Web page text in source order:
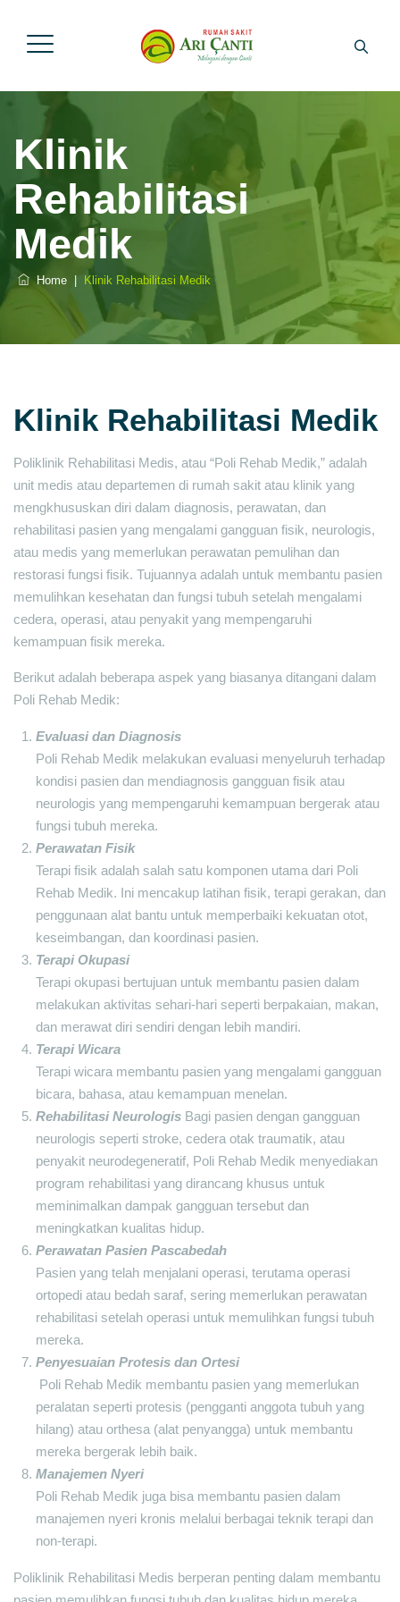
Klinik
Rehabilitasi
Medik
Home Klinik Rehabilitasi Medik
Klinik Rehabilitasi Medik
Poliklinik Rehabilitasi Medis, atau “Poli Rehab Medik,” adalah
unit medis atau departemen di rumah sakit atau klinik yang
mengkhususkan diri dalam diagnosis, perawatan, dan
rehabilitasi pasien yang mengalami gangguan fisik, neurologis,
atau medis yang memerlukan perawatan pemulihan dan
restorasi fungsi fisik. Tujuannya adalah untuk membantu pasien
memulihkan kesehatan dan fungsi tubuh setelah mengalami
cedera, operasi, atau penyakit yang mempengaruhi
kemampuan fisik mereka.
Berikut adalah beberapa aspek yang biasanya ditangani dalam
Poli Rehab Medik:
Evaluasi dan Diagnosis
Poli Rehab Medik melakukan evaluasi menyeluruh terhadap
kondisi pasien dan mendiagnosis gangguan fisik atau
neurologis yang mempengaruhi kemampuan bergerak atau
fungsi tubuh mereka.
Perawatan Fisik
Terapi fisik adalah salah satu komponen utama dari Poli
Rehab Medik. Ini mencakup latihan fisik, terapi gerakan, dan
penggunaan alat bantu untuk memperbaiki kekuatan otot,
keseimbangan, dan koordinasi pasien.
Terapi Okupasi
Terapi okupasi bertujuan untuk membantu pasien dalam
melakukan aktivitas sehari-hari seperti berpakaian, makan,
dan merawat diri sendiri dengan lebih mandiri.
Terapi Wicara
Terapi wicara membantu pasien yang mengalami gangguan
bicara, bahasa, atau kemampuan menelan.
Rehabilitasi Neurologis Bagi pasien dengan gangguan
neurologis seperti stroke, cedera otak traumatik, atau
penyakit neurodegeneratif, Poli Rehab Medik menyediakan
program rehabilitasi yang dirancang khusus untuk
meminimalkan dampak gangguan tersebut dan
meningkatkan kualitas hidup.
Perawatan Pasien Pascabedah
Pasien yang telah menjalani operasi, terutama operasi
ortopedi atau bedah saraf, sering memerlukan perawatan
rehabilitasi setelah operasi untuk memulihkan fungsi tubuh
mereka.
Penyesuaian Protesis dan Ortesi
Poli Rehab Medik membantu pasien yang memerlukan
peralatan seperti protesis (pengganti anggota tubuh yang
hilang) atau orthesa (alat penyangga) untuk membantu
mereka bergerak lebih baik.
Manajemen Nyeri
Poli Rehab Medik juga bisa membantu pasien dalam
manajemen nyeri kronis melalui berbagai teknik terapi dan
non-terapi.
Poliklinik Rehabilitasi Medis berperan penting dalam membantu